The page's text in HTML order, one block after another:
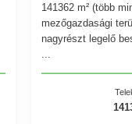
141362 m² (több
mezőgazdasági
nagyrészt legelő